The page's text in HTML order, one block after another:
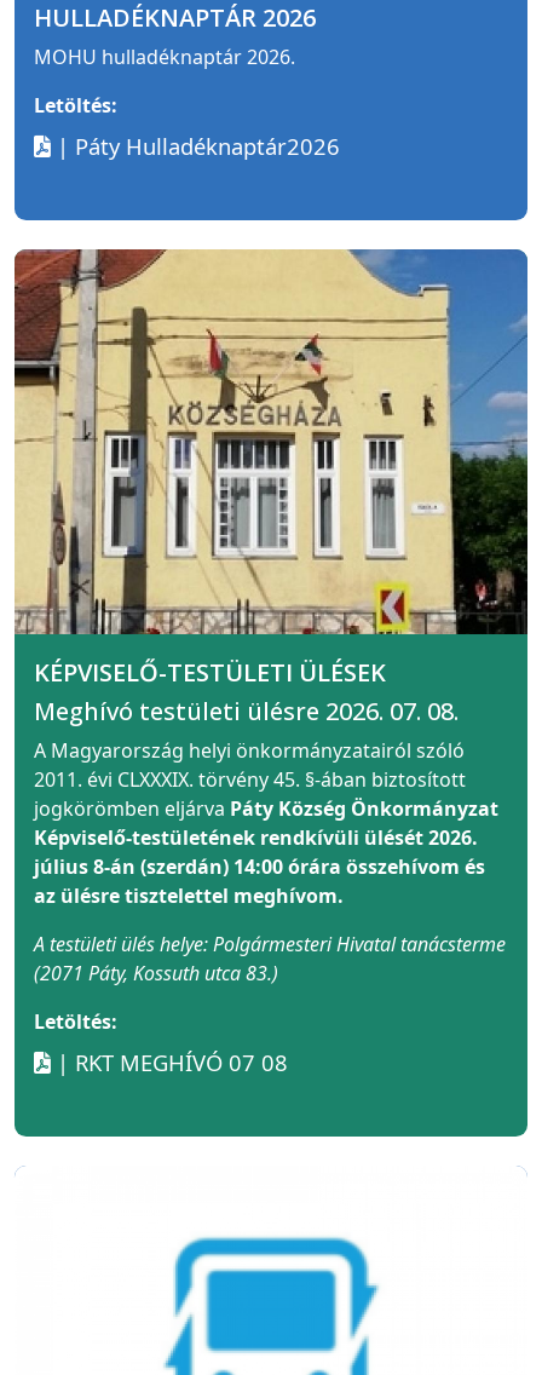
HULLADÉKNAPTÁR 2026
MOHU hulladéknaptár 2026.
Letöltés:
| Páty Hulladéknaptár2026
KÉPVISELŐ-TESTÜLETI ÜLÉSEK
Meghívó testületi ülésre 2026. 07. 08.
A Magyarország helyi önkormányzatairól szóló
2011. évi CLXXXIX. törvény 45. §-ában biztosított
jogkörömben eljárva Páty Község Önkormányzat
Képviselő-testületének rendkívüli ülését 2026.
július 8-án (szerdán) 14:00 órára összehívom és
az ülésre tisztelettel meghívom.
A testületi ülés helye: Polgármesteri Hivatal tanácsterme
(2071 Páty, Kossuth utca 83.)
Letöltés:
| RKT MEGHÍVÓ 07 08